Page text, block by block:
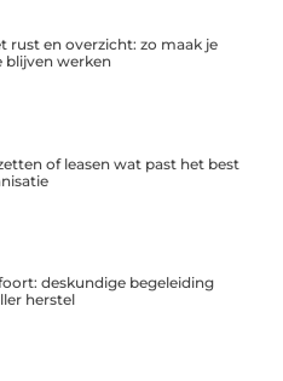
rust en overzicht: zo maak je
blijven werken
of leasen wat past het best
deskundige begeleiding
herstel